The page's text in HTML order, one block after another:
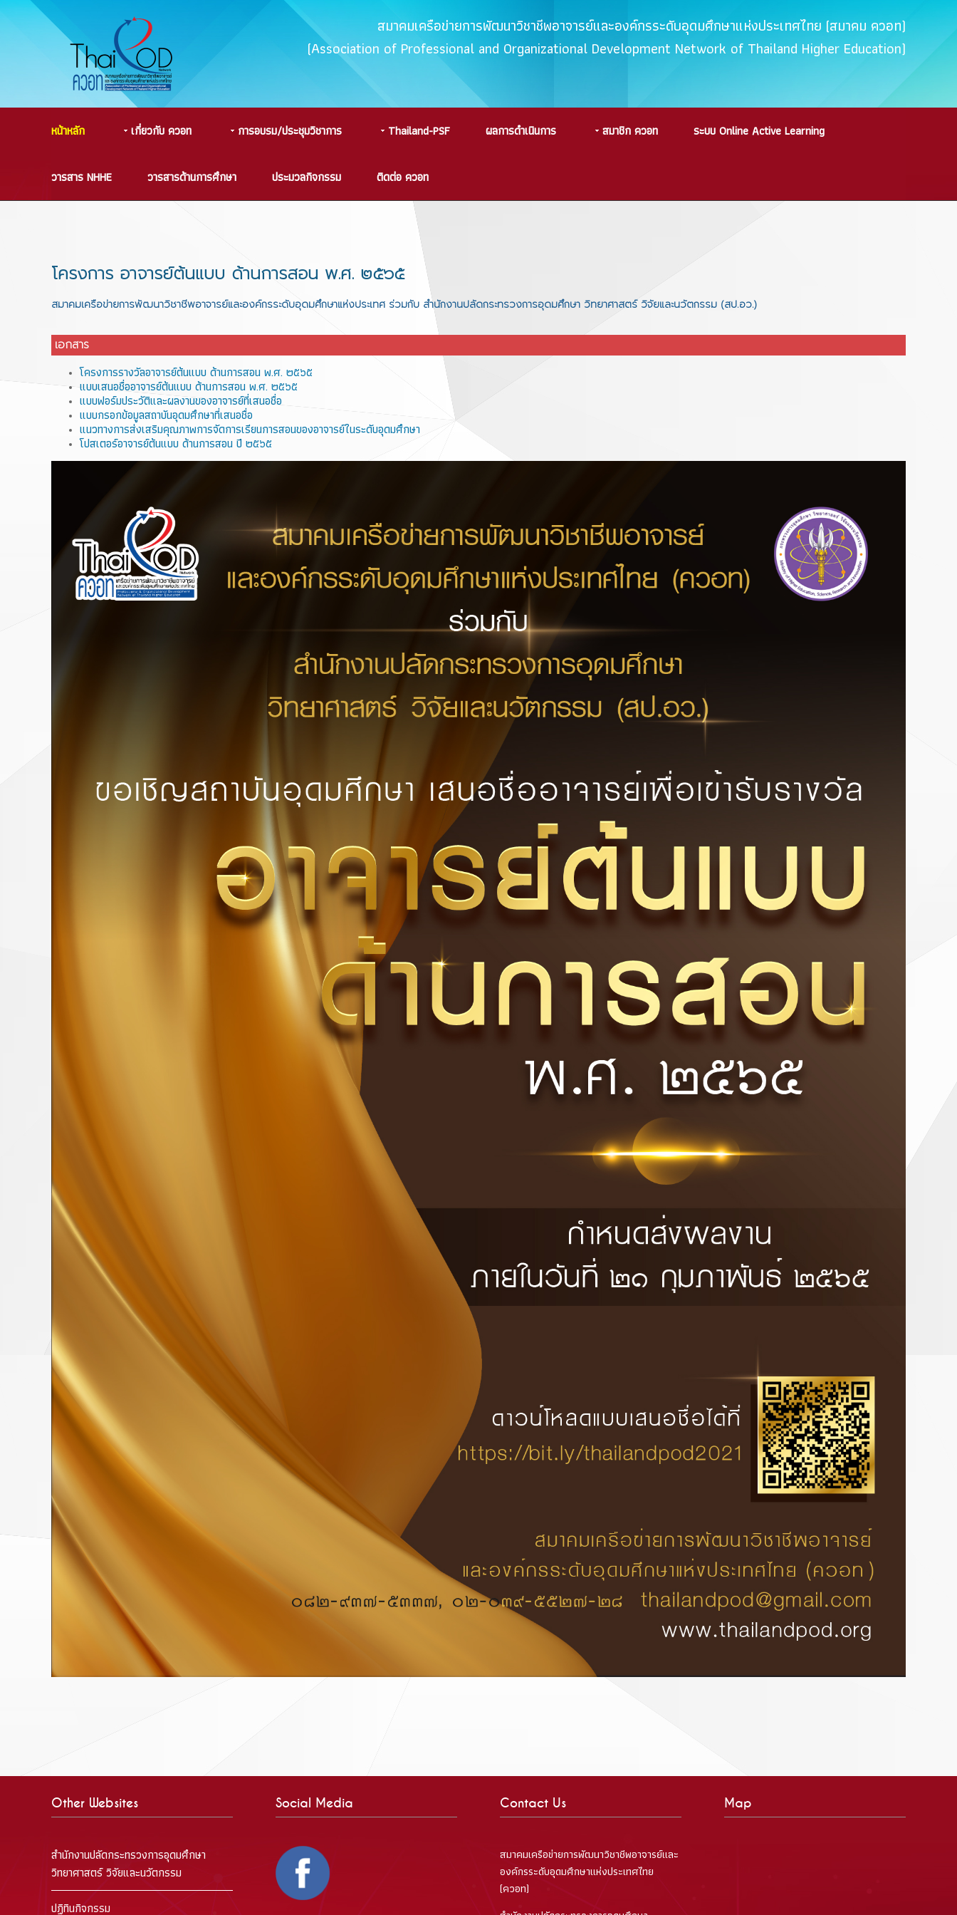
สมาคมเครือข่ายการพัฒนาวิชาชีพอาจารย์และองค์กรระดับอุดมศึกษาแห่งประเทศไทย (สมาคม ควอท)
(Association of Professional and Organizational Development Network of Thailand Higher Education)
หน้าหลัก เกี่ยวกับ ควอท การอบรม/ประชุมวิชาการ Thailand-PSF ผลการดำเนินการ สมาชิก ควอท ระบบ Online Active Learning
วารสาร NHHE วารสารด้านการศึกษา ประมวลกิจกรรม ติดต่อ ควอท
โครงการ อาจารย์ต้นแบบ ด้านการสอน พ.ศ. ๒๕๖๕
สมาคมเครือข่ายการพัฒนาวิชาชีพอาจารย์และองค์กรระดับอุดมศึกษาแห่งประเทศ ร่วมกับ สำนักงานปลัดกระทรวงการอุดมศึกษา วิทยาศาสตร์ วิจัยและนวัตกรรม (สป.อว.)
เอกสาร
โครงการรางวัลอาจารย์ต้นแบบ ด้านการสอน พ.ศ. ๒๕๖๕
แบบเสนอชื่ออาจารย์ต้นแบบ ด้านการสอน พ.ศ. ๒๕๖๕
แบบฟอร์มประวัติและผลงานของอาจารย์ที่เสนอชื่อ
แบบกรอกข้อมูลสถาบันอุดมศึกษาที่เสนอชื่อ
แนวทางการส่งเสริมคุณภาพการจัดการเรียนการสอนของอาจารย์ในระดับอุดมศึกษา
โปสเตอร์อาจารย์ต้นแบบ ด้านการสอน ปี ๒๕๖๕
Other Websites
สำนักงานปลัดกระทรวงการอุดมศึกษา
วิทยาศาสตร์ วิจัยและนวัตกรรม
ปฏิทินกิจกรรม
Social Media Contact Us
สมาคมเครือข่ายการพัฒนาวิชาชีพอาจารย์และ
องค์กรระดับอุดมศึกษาแห่งประเทศไทย
(ควอท)
Map